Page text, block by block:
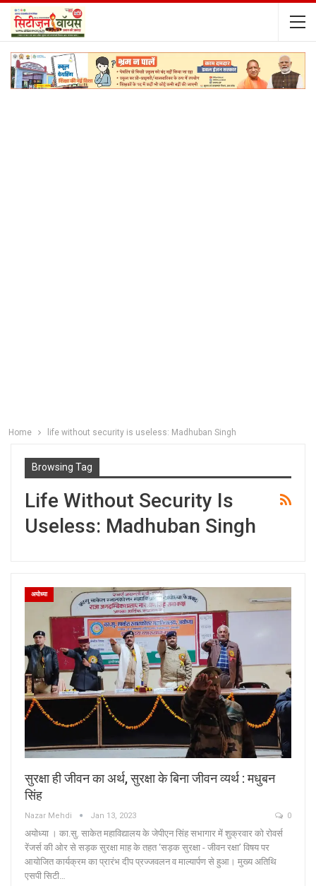
Home life without security is useless: Madhuban Singh
Browsing Tag
Life Without Security Is
Useless: Madhuban Singh
अयोध्या
सुरक्षा ही जीवन का अर्थ, सुरक्षा के बिना जीवन व्यर्थ : मधुबन
सिंह
Nazar Mehdi Jan 13, 2023 0
अयोध्या । का.सु. साकेत महाविद्यालय के जेपीएन सिंह सभागार में शुक्रवार को रोवर्स
रेंजर्स की ओर से सड़क सुरक्षा माह के तहत ‘सड़क सुरक्षा - जीवन रक्षा’ विषय पर
आयोजित कार्यक्रम का प्रारंभ दीप प्रज्जवलन व माल्यार्पण से हुआ। मुख्य अतिथि
एसपी सिटी…